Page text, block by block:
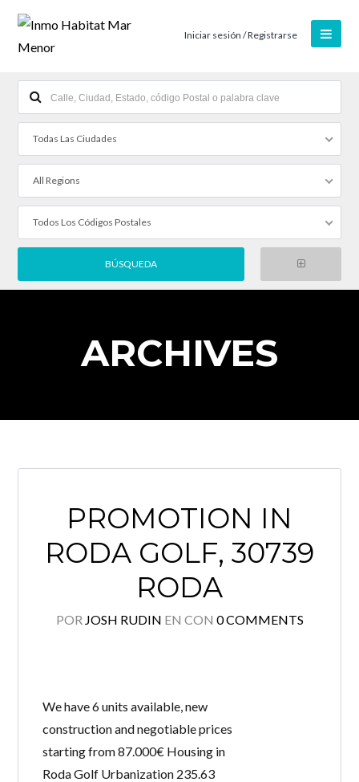
Log in
Iniciar sesión / Registrarse
Todas Las Ciudades
All Regions
Todos Los Códigos Postales
ARCHIVES
PROMOTION IN
RODA GOLF, 30739
RODA
POR JOSH RUDIN EN CON 0 COMMENTS
We have 6 units available, new
construction and negotiable prices
starting from 87.000€ Housing in
Roda Golf Urbanization 235.63